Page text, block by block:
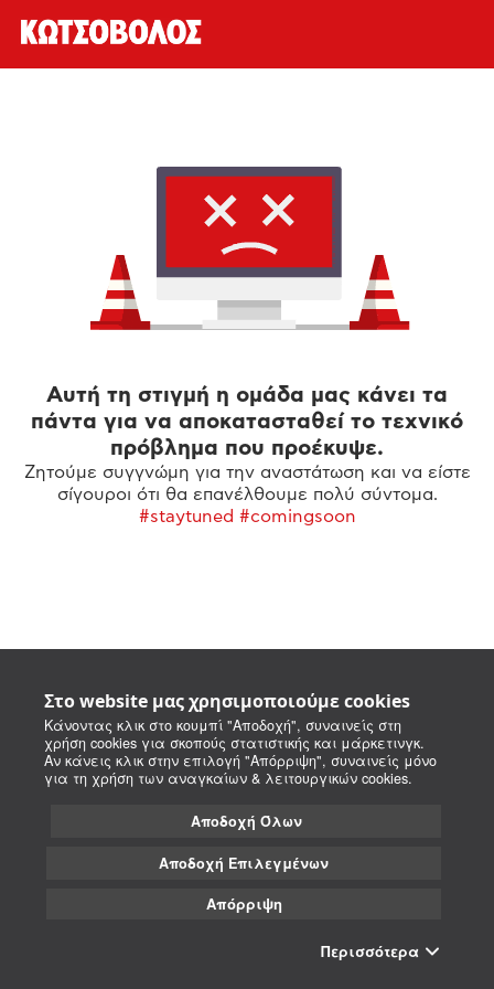
Στο website μας χρησιμοποιούμε cookies
Κάνοντας κλικ στο κουμπί "Αποδοχή", συναινείς στη
χρήση cookies για σκοπούς στατιστικής και μάρκετινγκ.
Αν κάνεις κλικ στην επιλογή "Απόρριψη", συναινείς μόνο
για τη χρήση των αναγκαίων & λειτουργικών cookies.
Αποδοχή Όλων
Αποδοχή Επιλεγμένων
Απόρριψη
Περισσότερα
Αυτή τη στιγμή η ομάδα μας κάνει τα
πάντα για να αποκατασταθεί το τεχνικό
πρόβλημα που προέκυψε.
Ζητούμε συγγνώμη για την αναστάτωση και να είστε
σίγουροι ότι θα επανέλθουμε πολύ σύντομα.
#staytuned #comingsoon